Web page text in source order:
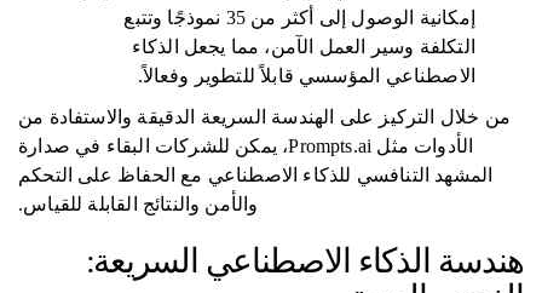
إمكانية الوصول إلى أكثر من 35 نموذجًا وتتبع
التكلفة وسير العمل الآمن، مما يجعل الذكاء
الاصطناعي المؤسسي قابلاً للتطوير وفعالاً.
من خلال التركيز على الهندسة السريعة الدقيقة والاستفادة من
الأدوات مثل Prompts.ai، يمكن للشركات البقاء في صدارة
المشهد التنافسي للذكاء الاصطناعي مع الحفاظ على التحكم
والأمن والنتائج القابلة للقياس.
هندسة الذكاء الاصطناعي السريعة: